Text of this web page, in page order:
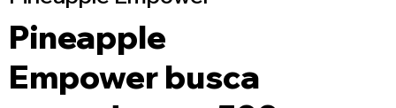
Pineapple
Empower busca